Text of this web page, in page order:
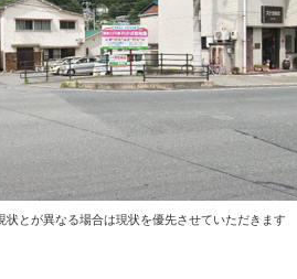
とが異なる場合は現状を優先させていただきます